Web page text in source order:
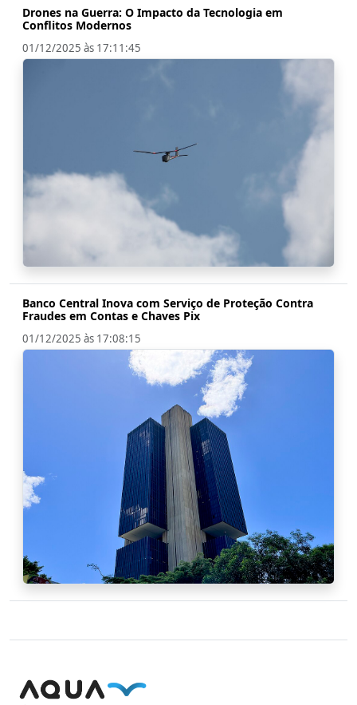
Drones na Guerra: O Impacto da Tecnologia em
Conflitos Modernos
01/12/2025 às 17:11:45
Banco Central Inova com Serviço de Proteção Contra
Fraudes em Contas e Chaves Pix
01/12/2025 às 17:08:15